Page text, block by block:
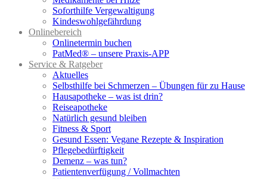
Soforthilfe Vergewaltigung
Kindeswohlgefährdung
Onlinebereich
Onlinetermin buchen
PatMed® – unsere Praxis-APP
Service & Ratgeber
Aktuelles
Selbsthilfe bei Schmerzen – Übungen für zu Hause
Hausapotheke – was ist drin?
Reiseapotheke
Natürlich gesund bleiben
Fitness & Sport
Gesund Essen: Vegane Rezepte & Inspiration
Pflegebedürftigkeit
Demenz – was tun?
Patientenverfügung / Vollmachten